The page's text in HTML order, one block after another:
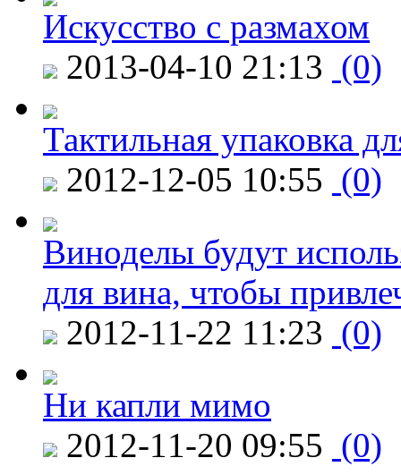
Искусство с размахом
2013-04-10 21:13 (0)
Тактильная упаковка
2012-12-05 10:55 (0)
Виноделы будут
для вина, чтобы
2012-11-22 11:23 (0)
Ни капли мимо
2012-11-20 09:55 (0)